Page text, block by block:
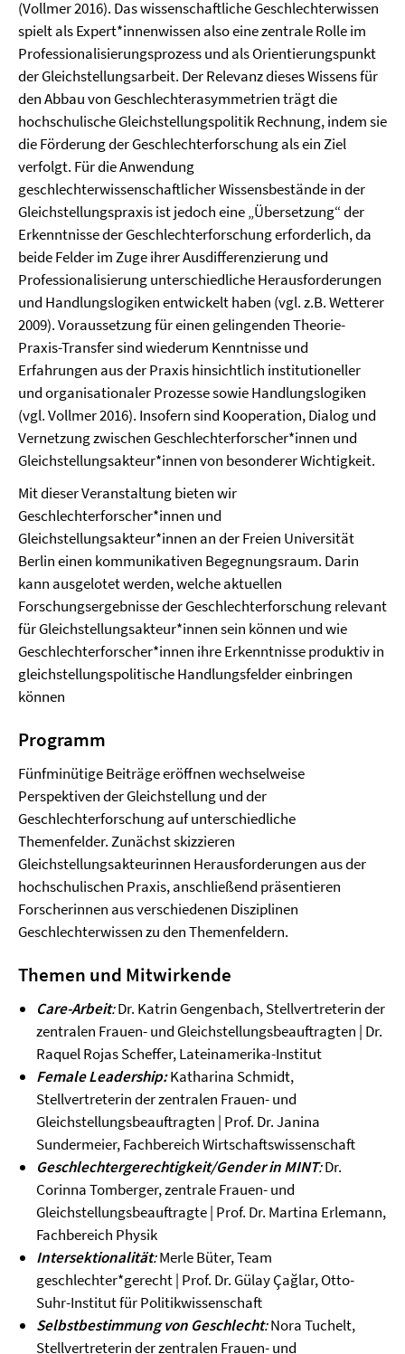
(Vollmer 2016). Das wissenschaftliche Geschlechterwissen
spielt als Expert*innenwissen also eine zentrale Rolle im
Professionalisierungsprozess und als Orientierungspunkt
der Gleichstellungsarbeit. Der Relevanz dieses Wissens für
den Abbau von Geschlechterasymmetrien trägt die
hochschulische Gleichstellungspolitik Rechnung, indem sie
die Förderung der Geschlechterforschung als ein Ziel
verfolgt. Für die Anwendung
geschlechterwissenschaftlicher Wissensbestände in der
Gleichstellungspraxis ist jedoch eine „Übersetzung“ der
Erkenntnisse der Geschlechterforschung erforderlich, da
beide Felder im Zuge ihrer Ausdifferenzierung und
Professionalisierung unterschiedliche Herausforderungen
und Handlungslogiken entwickelt haben (vgl. z.B. Wetterer
2009). Voraussetzung für einen gelingenden Theorie-
Praxis-Transfer sind wiederum Kenntnisse und
Erfahrungen aus der Praxis hinsichtlich institutioneller
und organisationaler Prozesse sowie Handlungslogiken
(vgl. Vollmer 2016). Insofern sind Kooperation, Dialog und
Vernetzung zwischen Geschlechterforscher*innen und
Gleichstellungsakteur*innen von besonderer Wichtigkeit.
Mit dieser Veranstaltung bieten wir
Geschlechterforscher*innen und
Gleichstellungsakteur*innen an der Freien Universität
Berlin einen kommunikativen Begegnungsraum. Darin
kann ausgelotet werden, welche aktuellen
Forschungsergebnisse der Geschlechterforschung relevant
für Gleichstellungsakteur*innen sein können und wie
Geschlechterforscher*innen ihre Erkenntnisse produktiv in
gleichstellungspolitische Handlungsfelder einbringen
können
Programm
Fünfminütige Beiträge eröffnen wechselweise
Perspektiven der Gleichstellung und der
Geschlechterforschung auf unterschiedliche
Themenfelder. Zunächst skizzieren
Gleichstellungsakteurinnen Herausforderungen aus der
hochschulischen Praxis, anschließend präsentieren
Forscherinnen aus verschiedenen Disziplinen
Geschlechterwissen zu den Themenfeldern.
Themen und Mitwirkende
Care-Arbeit:Dr. Katrin Gengenbach, Stellvertreterin der
zentralen Frauen- und Gleichstellungsbeauftragten | Dr.
Raquel Rojas Scheffer, Lateinamerika-Institut
Female Leadership:Katharina Schmidt,
Stellvertreterin der zentralen Frauen- und
Gleichstellungsbeauftragten | Prof. Dr. Janina
Sundermeier, Fachbereich Wirtschaftswissenschaft
Geschlechtergerechtigkeit/Gender in MINT:Dr.
Corinna Tomberger, zentrale Frauen- und
Gleichstellungsbeauftragte | Prof. Dr. Martina Erlemann,
Fachbereich Physik
Intersektionalität:Merle Büter, Team
geschlechter*gerecht | Prof. Dr. Gülay Çağlar, Otto-
Suhr-Institut für Politikwissenschaft
Selbstbestimmung von Geschlecht:Nora Tuchelt,
Stellvertreterin der zentralen Frauen- und